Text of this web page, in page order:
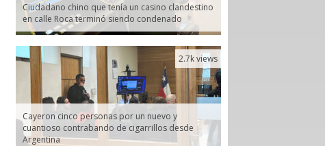
Ciudadano chino que tenía un casino clandestino
en calle Roca terminó siendo condenado
Cayeron cinco personas por un nuevo y
cuantioso contrabando de cigarrillos desde
Argentina
2.7k views